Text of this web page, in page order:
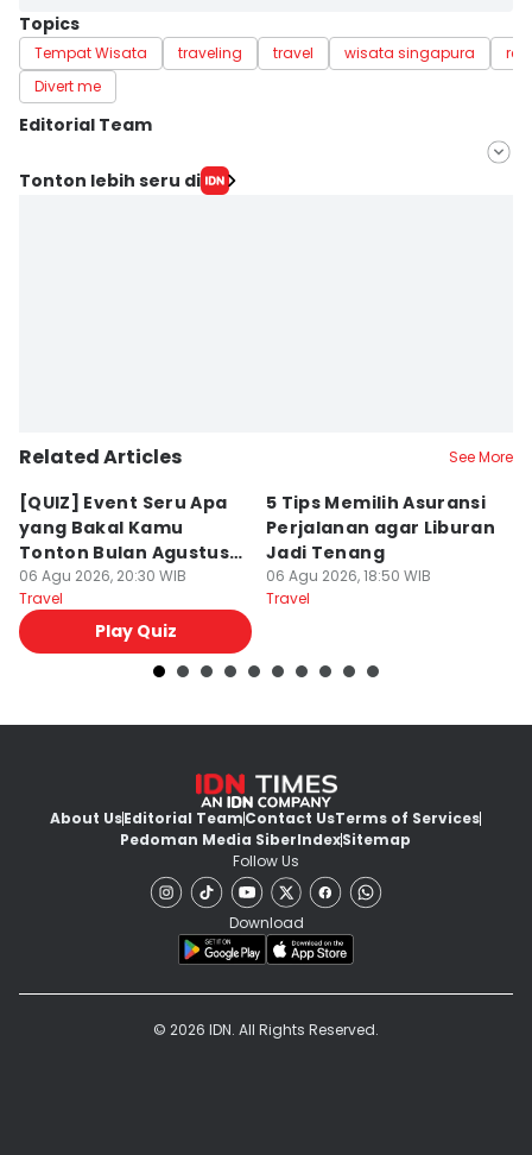
Topics
Tempat Wisata traveling travel wisata singapura
Divert me
Editorial Team
Editor
Tonton lebih seru di
Related Articles See More
[QUIZ] Event Seru Apa
yang Bakal Kamu
Tonton Bulan Agustus
2026 Ini?
06 Agu 2026, 20:30 WIB
Travel
Play Quiz
5 Tips Memilih Asuransi
Perjalanan agar Liburan
Jadi Tenang
06 Agu 2026, 18:50 WIB
Travel
About UsEditorial TeamContact UsTerms of Services
Pedoman Media SiberIndexSitemap
Follow Us
Download
© 2026 IDN. All Rights Reserved.